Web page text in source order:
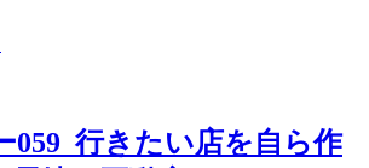
059_行きたい店を自ら作